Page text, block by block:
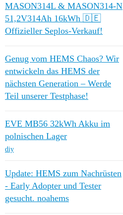
MASON314L & MASON314-N
51,2V314Ah 16kWh 🇩🇪
Offizieller Seplos-Verkauf!
Genug vom HEMS Chaos? Wir
entwickeln das HEMS der
nächsten Generation – Werde
Teil unserer Testphase!
EVE MB56 32kWh Akku im
polnischen Lager
diy
Update: HEMS zum Nachrüsten
- Early Adopter und Tester
gesucht. noahems